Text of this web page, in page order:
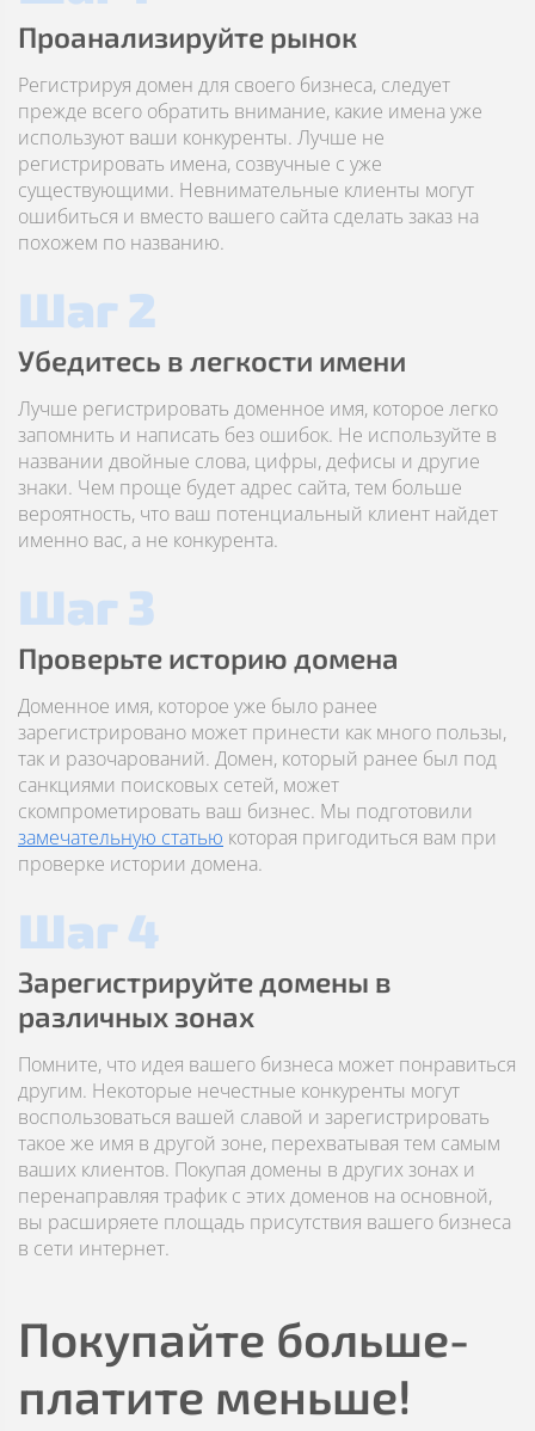
Проанализируйте рынок
Регистрируя домен для своего бизнеса, следует
прежде всего обратить внимание, какие имена уже
используют ваши конкуренты. Лучше не
регистрировать имена, созвучные с уже
существующими. Невнимательные клиенты могут
ошибиться и вместо вашего сайта сделать заказ на
похожем по названию.
Шаг 2
Убедитесь в легкости имени
Лучше регистрировать доменное имя, которое легко
запомнить и написать без ошибок. Не используйте в
названии двойные слова, цифры, дефисы и другие
знаки. Чем проще будет адрес сайта, тем больше
вероятность, что ваш потенциальный клиент найдет
именно вас, а не конкурента.
Шаг 3
Проверьте историю домена
Доменное имя, которое уже было ранее
зарегистрировано может принести как много пользы,
так и разочарований. Домен, который ранее был под
санкциями поисковых сетей, может
скомпрометировать ваш бизнес. Мы подготовили
замечательную статью которая пригодиться вам при
проверке истории домена.
Шаг 4
Зарегистрируйте домены в
различных зонах
Помните, что идея вашего бизнеса может понравиться
другим. Некоторые нечестные конкуренты могут
воспользоваться вашей славой и зарегистрировать
такое же имя в другой зоне, перехватывая тем самым
ваших клиентов. Покупая домены в других зонах и
перенаправляя трафик с этих доменов на основной,
вы расширяете площадь присутствия вашего бизнеса
в сети интернет.
Покупайте больше-
платите меньше!